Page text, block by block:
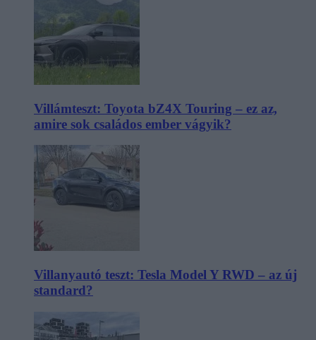
Villámteszt: Toyota bZ4X Touring – ez az,
amire sok családos ember vágyik?
Villanyautó teszt: Tesla Model Y RWD – az új
standard?